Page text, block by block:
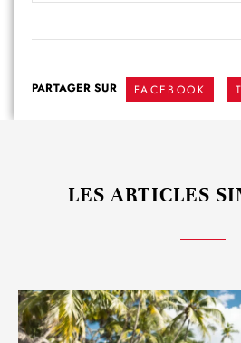
PARTAGER SUR FACEBOOK
LES ARTICLES